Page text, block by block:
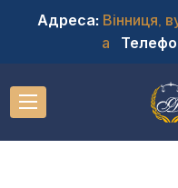
Адреса: Вінниця,
а